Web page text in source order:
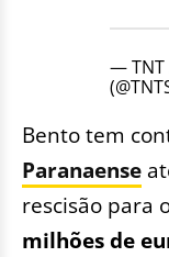
— TNT
Bento tem
Paranaense
rescisão para
milhões de